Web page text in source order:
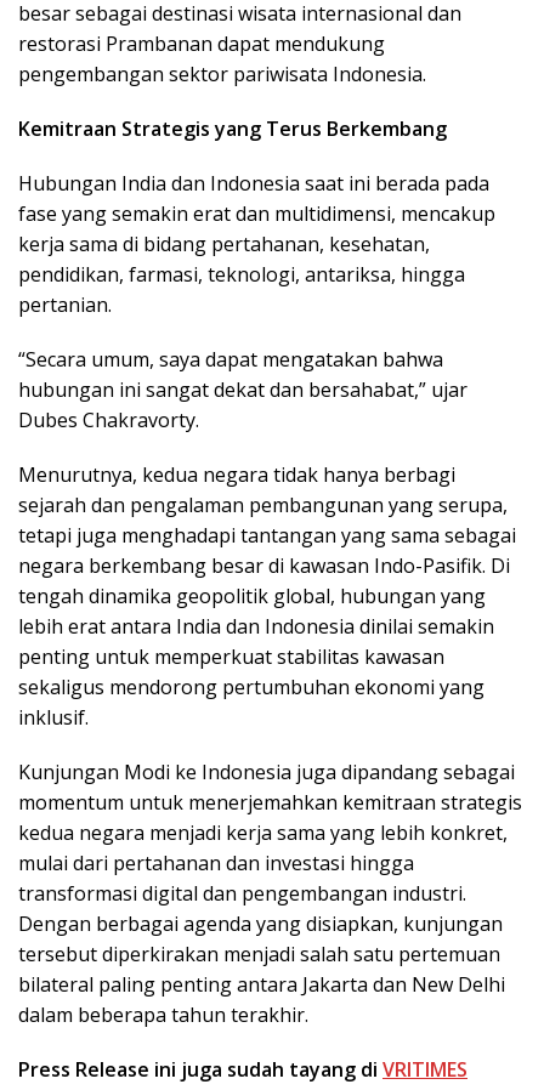
besar sebagai destinasi wisata internasional dan
restorasi Prambanan dapat mendukung
pengembangan sektor pariwisata Indonesia.
Kemitraan Strategis yang Terus Berkembang
Hubungan India dan Indonesia saat ini berada pada
fase yang semakin erat dan multidimensi, mencakup
kerja sama di bidang pertahanan, kesehatan,
pendidikan, farmasi, teknologi, antariksa, hingga
pertanian.
“Secara umum, saya dapat mengatakan bahwa
hubungan ini sangat dekat dan bersahabat,” ujar
Dubes Chakravorty.
Menurutnya, kedua negara tidak hanya berbagi
sejarah dan pengalaman pembangunan yang serupa,
tetapi juga menghadapi tantangan yang sama sebagai
negara berkembang besar di kawasan Indo-Pasifik. Di
tengah dinamika geopolitik global, hubungan yang
lebih erat antara India dan Indonesia dinilai semakin
penting untuk memperkuat stabilitas kawasan
sekaligus mendorong pertumbuhan ekonomi yang
inklusif.
Kunjungan Modi ke Indonesia juga dipandang sebagai
momentum untuk menerjemahkan kemitraan strategis
kedua negara menjadi kerja sama yang lebih konkret,
mulai dari pertahanan dan investasi hingga
transformasi digital dan pengembangan industri.
Dengan berbagai agenda yang disiapkan, kunjungan
tersebut diperkirakan menjadi salah satu pertemuan
bilateral paling penting antara Jakarta dan New Delhi
dalam beberapa tahun terakhir.
Press Release ini juga sudah tayang di VRITIMES